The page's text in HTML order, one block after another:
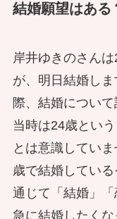
結婚願望はある
岸井ゆきのさん
が、明日結婚し
際、結婚につい
当時は24歳とい
とは意識してい
歳で結婚してい
通じて「結婚」「
急に結婚したく